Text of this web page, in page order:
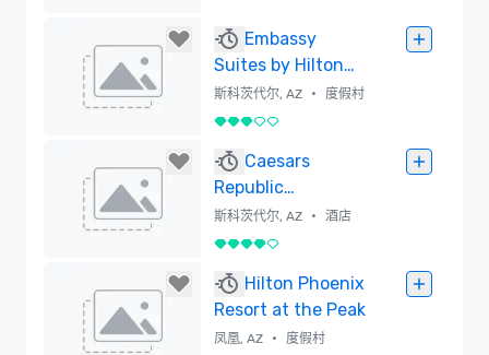
Embassy
Suites by Hilton
Scottsdale Resort
斯科茨代尔, AZ • 度假村
3/5
Caesars
Republic
Scottsdale, a
Hilton Hotel
斯科茨代尔, AZ • 酒店
4/5
Hilton Phoenix
Resort at the Peak
凤凰, AZ • 度假村